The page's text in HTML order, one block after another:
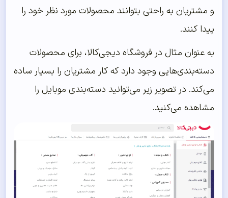
و مشتریان به راحتی بتوانند محصولات مورد نظر خود را
پیدا کنند.
به عنوان مثال در فروشگاه دیجی‌کالا، برای محصولات
دسته‌بندی‌هایی وجود دارد که کار مشتریان را بسیار ساده
می‌کند. در تصویر زیر می‌توانید دسته‌بندی موبایل را
مشاهده می‌کنید.